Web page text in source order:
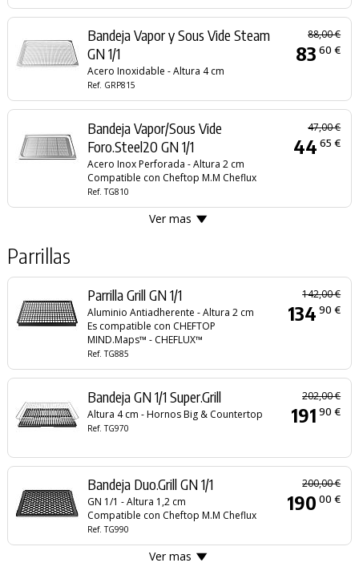
Bandeja Vapor y Sous Vide Steam
GN 1/1
Acero Inoxidable - Altura 4 cm
Ref. GRP815
88,00 €
83 60 €
Bandeja Vapor/Sous Vide
Foro.Steel20 GN 1/1
Acero Inox Perforada - Altura 2 cm
Compatible con Cheftop M.M Cheflux
Ref. TG810
47,00 €
44 65 €
Ver mas
Parrillas
Parrilla Grill GN 1/1
Aluminio Antiadherente - Altura 2 cm
Es compatible con CHEFTOP
MIND.Maps™ - CHEFLUX™
Ref. TG885
142,00 €
134 90 €
Bandeja GN 1/1 Super.Grill
Altura 4 cm - Hornos Big & Countertop
Ref. TG970
202,00 €
191 90 €
Bandeja Duo.Grill GN 1/1
GN 1/1 - Altura 1,2 cm
Compatible con Cheftop M.M Cheflux
Ref. TG990
200,00 €
190 00 €
Ver mas